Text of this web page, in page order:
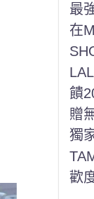
最
在
饋
贈
獨
歡